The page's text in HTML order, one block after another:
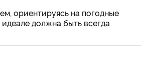
ориентируясь на погодные
должна быть всегда